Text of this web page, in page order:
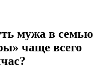
мужа в семью
чаще всего